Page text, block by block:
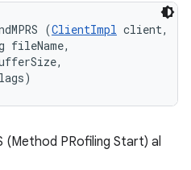
(ClientImpl client,
fileName,
(Method PRofiling Start) al